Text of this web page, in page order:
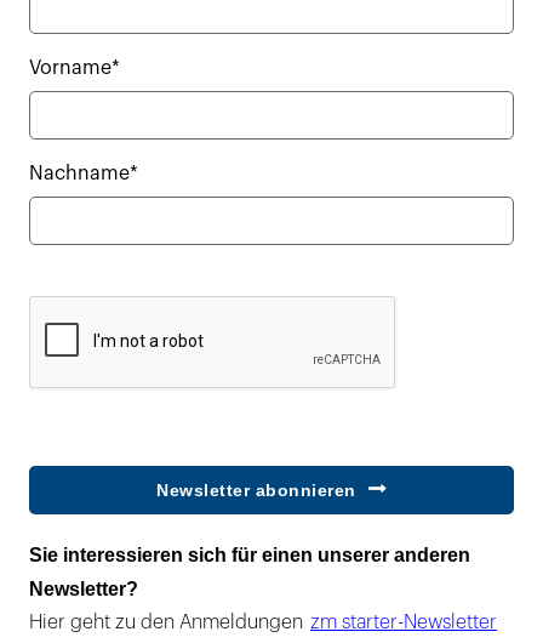
Vorname*
Nachname*
Newsletter abonnieren
Sie interessieren sich für einen unserer anderen
Newsletter?
Hier geht zu den Anmeldungen zm starter-Newsletter